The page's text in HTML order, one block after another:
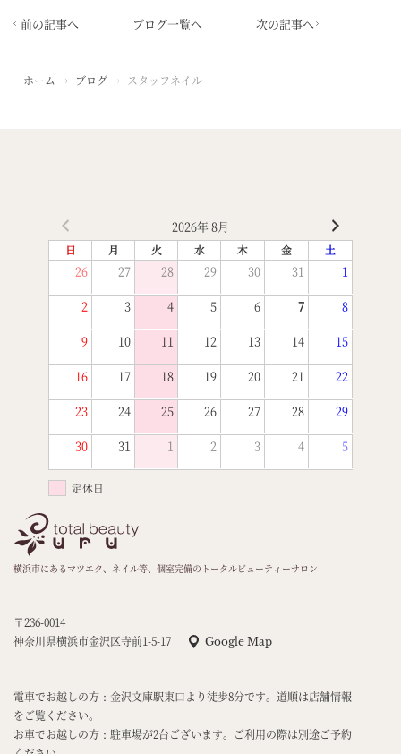
前の記事へ ブログ一覧へ 次の記事へ
ホーム ブログ スタッフネイル
2026年 8月
日 月 火 水 木 金 土
26 27 28 29 30 31 1
2 3 4 5 6 7 8
9 10 11 12 13 14 15
16 17 18 19 20 21 22
23 24 25 26 27 28 29
30 31 1 2 3 4 5
定休日
横浜市にあるマツエク、ネイル等、個室完備のトータルビューティーサロン
〒236-0014
神奈川県横浜市金沢区寺前1-5-17
Google Map
電車でお越しの方：金沢文庫駅東口より徒歩8分です。道順は店舗情報
をご覧ください。
お車でお越しの方：駐車場が2台ございます。ご利用の際は別途ご予約